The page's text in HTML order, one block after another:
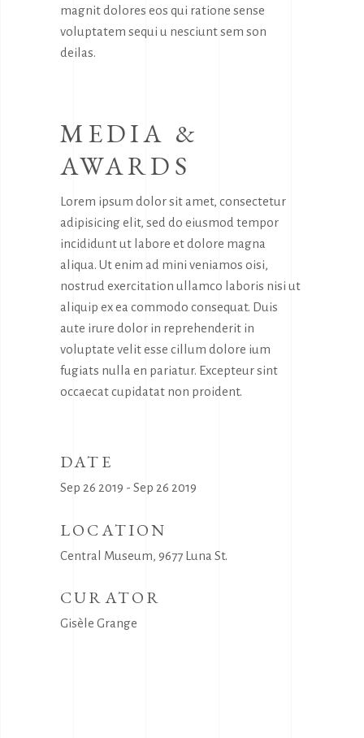
magnit dolores eos qui ratione sense
voluptatem sequi u nesciunt sem son
deilas.
MEDIA &
AWARDS
Lorem ipsum dolor sit amet, consectetur
adipisicing elit, sed do eiusmod tempor
incididunt ut labore et dolore magna
aliqua. Ut enim ad mini veniamos oisi,
nostrud exercitation ullamco laboris nisi ut
aliquip ex ea commodo consequat. Duis
aute irure dolor in reprehenderit in
voluptate velit esse cillum dolore ium
fugiats nulla en pariatur. Excepteur sint
occaecat cupidatat non proident.
DATE
Sep 26 2019 - Sep 26 2019
LOCATION
Central Museum, 9677 Luna St.
CURATOR
Gisèle Grange